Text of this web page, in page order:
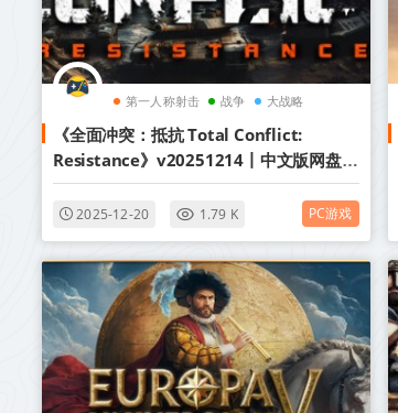
第一人称射击 战争 大战略
《全面冲突：抵抗 Total Conflict:
Resistance》v20251214丨中文版网盘下
载
2025-12-20 1.79 K PC游戏